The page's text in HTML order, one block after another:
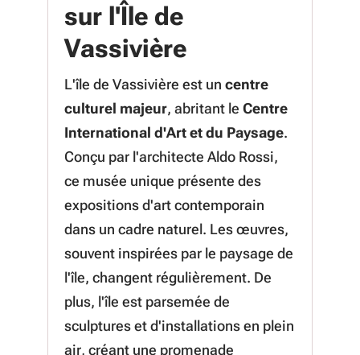
sur l'Île de
Vassivière
L'île de Vassivière est un centre
culturel majeur, abritant le Centre
International d'Art et du Paysage.
Conçu par l'architecte Aldo Rossi,
ce musée unique présente des
expositions d'art contemporain
dans un cadre naturel. Les œuvres,
souvent inspirées par le paysage de
l'île, changent régulièrement. De
plus, l'île est parsemée de
sculptures et d'installations en plein
air, créant une promenade